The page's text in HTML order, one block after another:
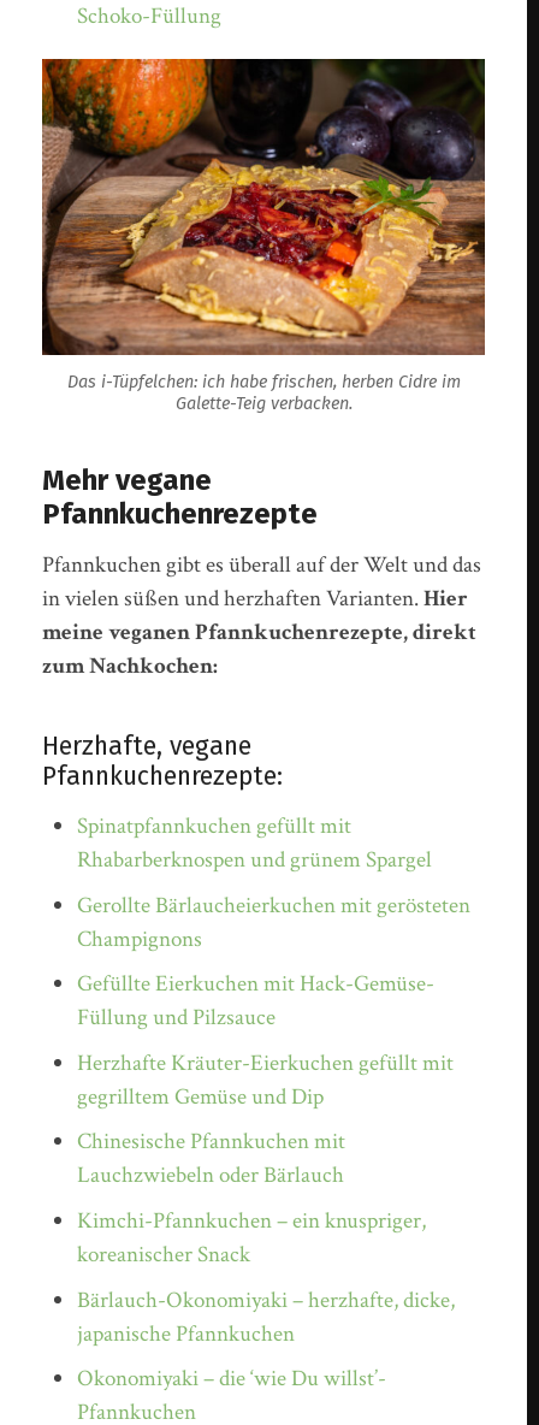
Schoko-Füllung
Das i-Tüpfelchen: ich habe frischen, herben Cidre im
Galette-Teig verbacken.
Mehr vegane
Pfannkuchenrezepte
Pfannkuchen gibt es überall auf der Welt und das
in vielen süßen und herzhaften Varianten.Hier
meine veganen Pfannkuchenrezepte, direkt
zum Nachkochen:
Herzhafte, vegane
Pfannkuchenrezepte:
Spinatpfannkuchen gefüllt mit
Rhabarberknospen und grünem Spargel
Gerollte Bärlaucheierkuchen mit gerösteten
Champignons
Gefüllte Eierkuchen mit Hack-Gemüse-
Füllung und Pilzsauce
Herzhafte Kräuter-Eierkuchen gefüllt mit
gegrilltem Gemüse und Dip
Chinesische Pfannkuchen mit
Lauchzwiebeln oder Bärlauch
Kimchi-Pfannkuchen – ein knuspriger,
koreanischer Snack
Bärlauch-Okonomiyaki – herzhafte, dicke,
japanische Pfannkuchen
Okonomiyaki – die ‘wie Du willst’-
Pfannkuchen